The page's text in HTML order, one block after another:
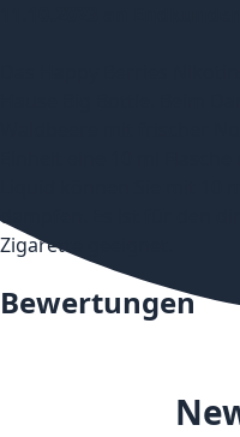
11.10.2023 an
Einheit eine 10 ml
dampfen. Es ist für den
Zigarette geeignet.
Bewertungen